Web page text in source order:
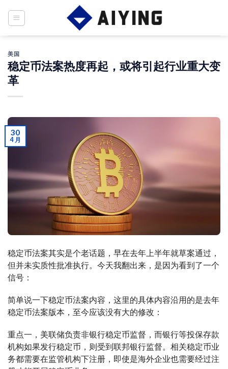
美国
稳定币法案热度再起，或将引起行业重大变
革
30
4 月
稳定币法案其实是个老话题，早在去年上半年就草案通过，
但并未实质性批准执行。今天我翻出来，是因为看到了一个
信号：
简单说一下稳定币法案内容，这里的具体内容沿用的是去年
稳定币法案版本，至今应该没有大的修改：
重点一，美联储负责非银行稳定币监督，而银行等投保存款
机构如果发行稳定币，则受到联邦银行监督。相关稳定币业
务都需要在监管机构下注册，即使是海外企业也需要经过注